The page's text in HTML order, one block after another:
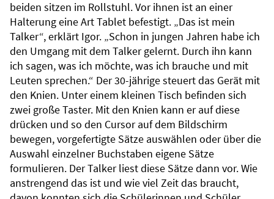
beiden sitzen im Rollstuhl. Vor ihnen ist an einer
Halterung eine Art Tablet befestigt. „Das ist mein
Talker“, erklärt Igor. „Schon in jungen Jahren habe ich
den Umgang mit dem Talker gelernt. Durch ihn kann
ich sagen, was ich möchte, was ich brauche und mit
Leuten sprechen.“ Der 30-jährige steuert das Gerät mit
den Knien. Unter einem kleinen Tisch befinden sich
zwei große Taster. Mit den Knien kann er auf diese
drücken und so den Cursor auf dem Bildschirm
bewegen, vorgefertigte Sätze auswählen oder über die
Auswahl einzelner Buchstaben eigene Sätze
formulieren. Der Talker liest diese Sätze dann vor. Wie
anstrengend das ist und wie viel Zeit das braucht,